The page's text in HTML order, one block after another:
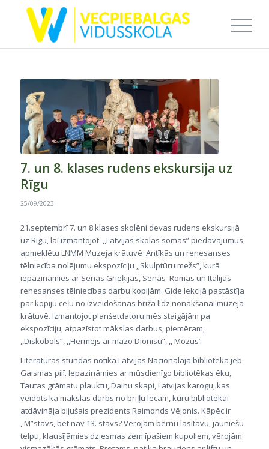
7. un 8. klases rudens ekskursija uz
Rīgu
25/09/2023
21.septembrī 7. un 8.klases skolēni devas rudens ekskursijā
uz Rīgu, lai izmantojot ,,Latvijas skolas somas” piedāvājumus,
apmeklētu LNMM Muzeja krātuvē Antīkās un renesanses
tēlniecība nolējumu ekspozīciju ,,Skulptūru mežs”, kurā
iepazināmies ar Senās Grieķijas, Senās Romas un Itālijas
renesanses tēlniecības darbu kopijām. Gide lekcijā pastāstīja
par kopiju ceļu no izveidošanas brīža līdz nonākšanai muzeja
krātuvē. Izmantojot planšetdatoru mēs staigājām pa
ekspozīciju, atpazīstot mākslas darbus, piemēram,
,,Diskobols”, ,,Hermejs ar mazo Dionīsu”, ,, Mozus’.
Literatūras stundas notika Latvijas Nacionālajā bibliotēkā jeb
Gaismas pilī. Iepazināmies ar mūsdienīgo bibliotēkas ēku,
Tautas grāmatu plauktu, Dainu skapi, Latvijas karogu, kas
veidots kā mākslas darbs no briļļu lēcām, kuru bibliotēkai
atdāvināja bijušais prezidents Raimonds Vējonis. Kāpēc ir
,,M”stāvs, bet nav 13. stāvs? Vērojām bērnu lasītavu, jauniešu
telpu, klausījāmies dziesmas zem īpašiem kupoliem, vērojām